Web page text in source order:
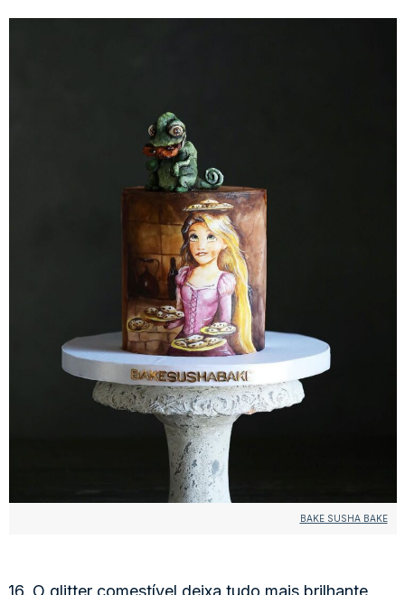
BAKE SUSHA BAKE
16. O glitter comestível deixa tudo mais brilhante